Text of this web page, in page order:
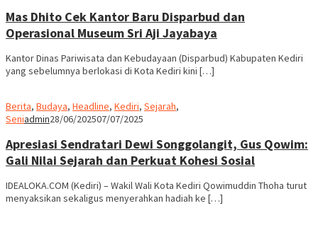
Mas Dhito Cek Kantor Baru Disparbud dan
Operasional Museum Sri Aji Jayabaya
Kantor Dinas Pariwisata dan Kebudayaan (Disparbud) Kabupaten Kediri
yang sebelumnya berlokasi di Kota Kediri kini […]
Berita, Budaya, Headline, Kediri, Sejarah,
Seniadmin28/06/202507/07/2025
Apresiasi Sendratari Dewi Songgolangit, Gus Qowim:
Gali Nilai Sejarah dan Perkuat Kohesi Sosial
IDEALOKA.COM (Kediri) – Wakil Wali Kota Kediri Qowimuddin Thoha turut
menyaksikan sekaligus menyerahkan hadiah ke […]